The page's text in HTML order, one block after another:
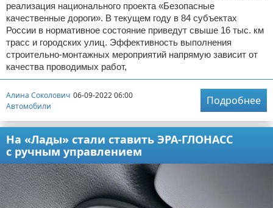
реализация национального проекта «Безопасные
качественные дороги». В текущем году в 84 субъектах
России в нормативное состояние приведут свыше 16 тыс. км
трасс и городских улиц. Эффективность выполнения
строительно-монтажных мероприятий напрямую зависит от
качества проводимых работ,
Алина Соколович 06-09-2022 06:00
Автомобили
Подробнее
На «Лады» стали ставить ЭРА-ГЛОНАСС
с ручным управлением